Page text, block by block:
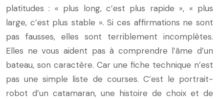
platitudes : « plus long, c’est plus rapide », « plus
large, c’est plus stable ». Si ces affirmations ne sont
pas fausses, elles sont terriblement incomplètes.
Elles ne vous aident pas à comprendre l’âme d’un
bateau, son caractère. Car une fiche technique n’est
pas une simple liste de courses. C’est le portrait-
robot d’un catamaran, une histoire de choix et de